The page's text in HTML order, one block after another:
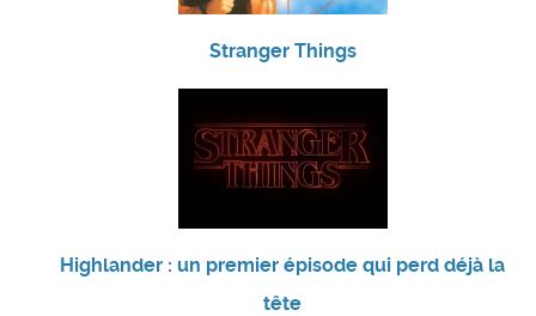
Stranger Things
Highlander : un premier épisode qui perd déjà la
tête